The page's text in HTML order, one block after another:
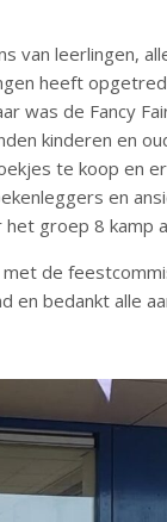
van leerlingen,
heeft
was de Fancy
kinderen en
te koop en
en
groep 8 kamp
de
en bedankt alle